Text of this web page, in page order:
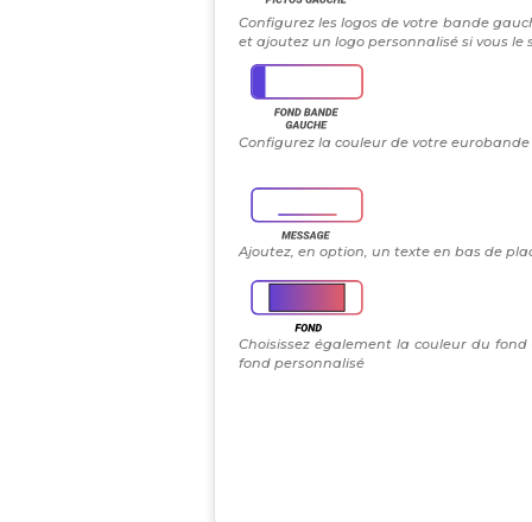
Configurez les logos de votre bande
et ajoutez un logo personnalisé si vous le
Configurez la couleur de votre
Ajoutez, en option, un texte en bas de
Choisissez également la couleur du
fond personnalisé